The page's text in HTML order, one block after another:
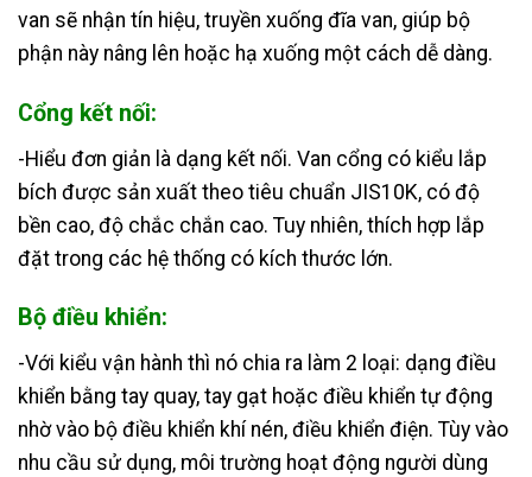
van sẽ nhận tín hiệu, truyền xuống đĩa van, giúp bộ
phận này nâng lên hoặc hạ xuống một cách dễ dàng.
Cổng kết nối:
-Hiểu đơn giản là dạng kết nối. Van cổng có kiểu lắp
bích được sản xuất theo tiêu chuẩn JIS10K, có độ
bền cao, độ chắc chắn cao. Tuy nhiên, thích hợp lắp
đặt trong các hệ thống có kích thước lớn.
Bộ điều khiển:
-Với kiểu vận hành thì nó chia ra làm 2 loại: dạng điều
khiển bằng tay quay, tay gạt hoặc điều khiển tự động
nhờ vào bộ điều khiển khí nén, điều khiển điện. Tùy vào
nhu cầu sử dụng, môi trường hoạt động người dùng